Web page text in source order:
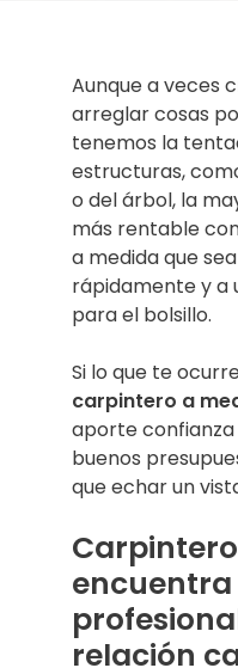
Aunque a veces
arreglar cosas
tenemos la
estructuras,
o del árbol, la
más rentable
a medida que
rápidamente y a
para el bolsillo.
Si lo que te
carpintero a
aporte
buenos
que echar un
encuentra
relación